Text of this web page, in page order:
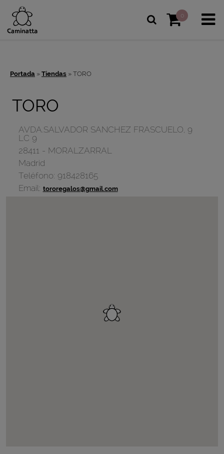
0
Portada » Tiendas » TORO
TORO
AVDA.SALVADOR SANCHEZ FRASCUELO, 9
LC 9
28411 - MORALZARRAL
Madrid
Teléfono: 918428165
Email: tororegalos@gmail.com